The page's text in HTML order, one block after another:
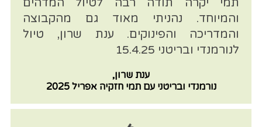
תמי יקרה תודה רבה לטיול המדהים
והמיוחד. נהניתי מאוד גם מהקבוצה
והמדריכה והפינוקים. ענת שרון, טיול
לנורמנדי ובריטני 15.4.25
ענת שרון,
נורמנדי ובריטני עם תמי חזקיה אפריל 2025